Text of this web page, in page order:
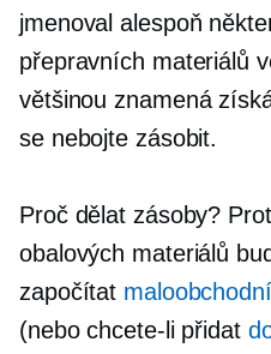
jmenoval alespoň
přepravních materiálů
většinou znamená
se nebojte zásobit.
Proč dělat zásoby?
obalových materiálů
započítat
(nebo chcete-li přidat